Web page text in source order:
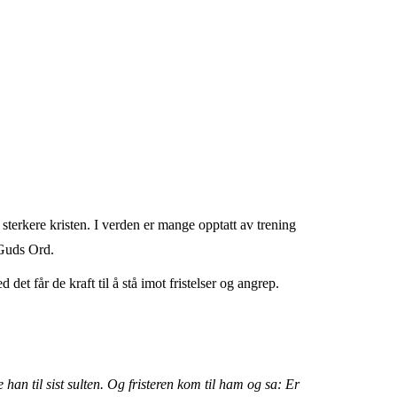
kristen. I verden er mange opptatt av trening
Ord.
det får de kraft til å stå imot fristelser og angrep.
til sist sulten. Og fristeren kom til ham og sa: Er